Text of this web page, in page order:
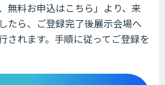
無料お申込はこちら」より、来
たら、ご登録完了後展示会場へ
されます。手順に従ってご登録を